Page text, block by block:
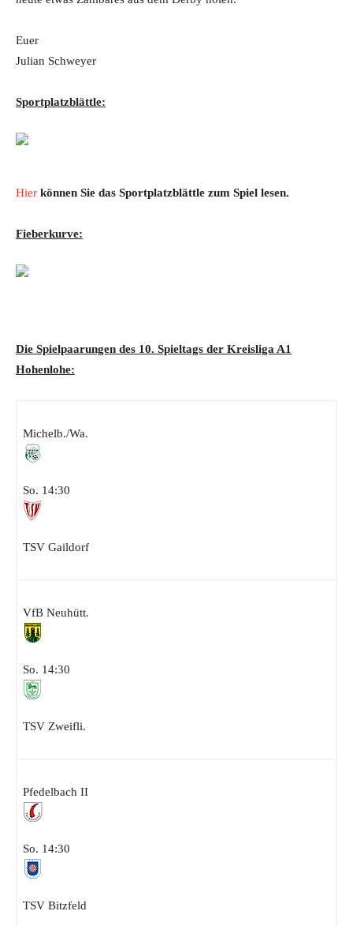
Euer
Julian Schweyer
Sportplatzblättle:
Hier können Sie das Sportplatzblättle zum Spiel lesen.
Fieberkurve:
Die Spielpaarungen des 10. Spieltags der Kreisliga A1
Hohenlohe:
Michelb./Wa.
So. 14:30
TSV Gaildorf
VfB Neuhütt.
So. 14:30
TSV Zweifli.
Pfedelbach II
So. 14:30
TSV Bitzfeld